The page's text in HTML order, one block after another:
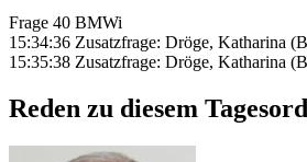
Frage 40 BMWi
15:34:36 Zusatzfrage: Dröge, Katharina
15:35:38 Zusatzfrage: Dröge, Katharina
Reden zu diesem